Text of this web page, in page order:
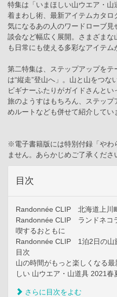
特集は「いまほしい山ウエア・
着まわし術、最新アイテムカタロ
気になるあの人のワードローブ
談会など幅広く展開。さまざま
も日常にも使える多彩なアイテム
第二特集は、ステップアップを
は“縦走”登山へ」。山と山をつな
ビギナーふたりがガイドさんとい
旅のようすはもちろん、ステッ
めルートなども併せて紹介してい
※電子書籍版には特別付録「やわ
ません。あらかじめご了承くださ
目次
Randonnée CLIP 北海道上川
Randonnée CLIP ランドネコ
喫するおともに
Randonnée CLIP 1泊2日の山
目次
山の時間がもっと楽しくなる
しい 山ウエア・山道具 2021春
さらに目次をよむ